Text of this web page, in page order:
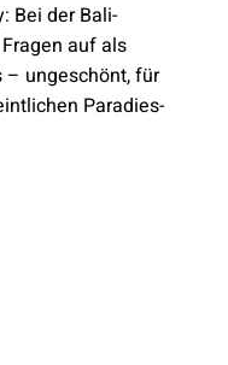
Bei der Bali-
auf als
– ungeschönt, für
Paradies-